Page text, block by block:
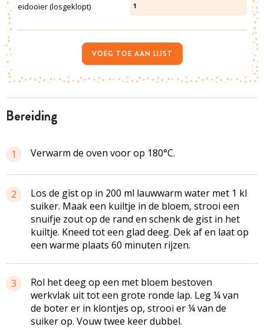
bereiding
1 Verwarm de oven voor op 180°C.
2
Los de gist op in 200 ml lauwwarm water met 1 kl
suiker. Maak een kuiltje in de bloem, strooi een
snuifje zout op de rand en schenk de gist in het
kuiltje. Kneed tot een glad deeg. Dek af en laat op
een warme plaats 60 minuten rijzen.
3
Rol het deeg op een met bloem bestoven
werkvlak uit tot een grote ronde lap. Leg ¼ van
de boter er in klontjes op, strooi er ¼ van de
suiker op. Vouw twee keer dubbel.
eidooier (losgeklopt) 1
VOEG TOE AAN LIJST